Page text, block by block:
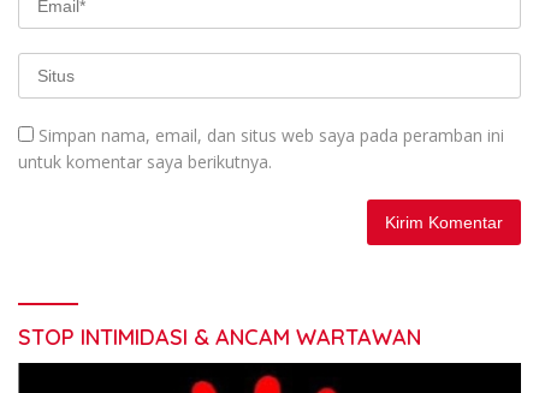
Simpan nama, email, dan situs web saya pada peramban ini
untuk komentar saya berikutnya.
STOP INTIMIDASI & ANCAM WARTAWAN